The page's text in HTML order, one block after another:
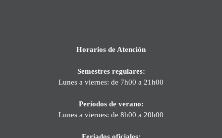
Horarios de Atención
Semestres regulares:
Lunes a viernes: de 7h00 a 21h00
Períodos de verano:
Lunes a viernes: de 8h00 a 20h00
Feriados oficiales: